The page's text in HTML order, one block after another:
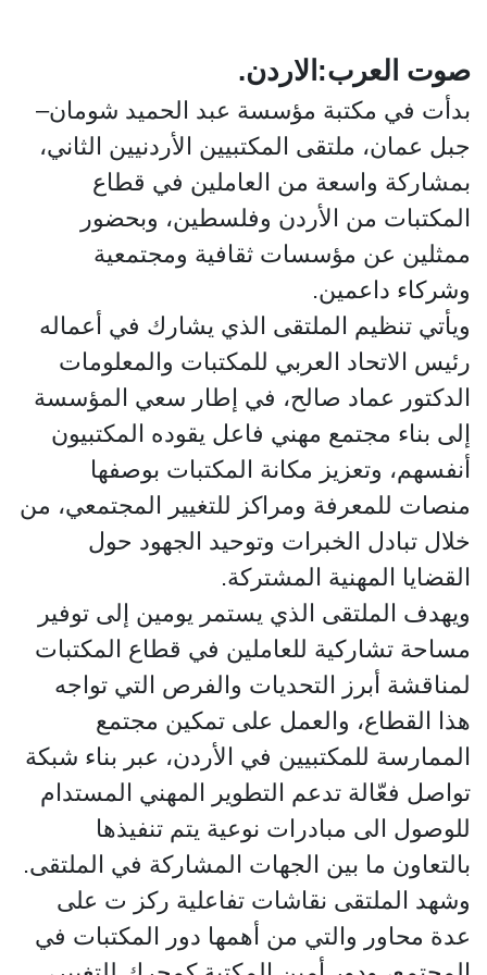
صوت العرب:الاردن.
بدأت في مكتبة مؤسسة عبد الحميد شومان–
جبل عمان، ملتقى المكتبيين الأردنيين الثاني،
بمشاركة واسعة من العاملين في قطاع
المكتبات من الأردن وفلسطين، وبحضور
ممثلين عن مؤسسات ثقافية ومجتمعية
وشركاء داعمين.
ويأتي تنظيم الملتقى الذي يشارك في أعماله
رئيس الاتحاد العربي للمكتبات والمعلومات
الدكتور عماد صالح، في إطار سعي المؤسسة
إلى بناء مجتمع مهني فاعل يقوده المكتبيون
أنفسهم، وتعزيز مكانة المكتبات بوصفها
منصات للمعرفة ومراكز للتغيير المجتمعي، من
خلال تبادل الخبرات وتوحيد الجهود حول
القضايا المهنية المشتركة.
ويهدف الملتقى الذي يستمر يومين إلى توفير
مساحة تشاركية للعاملين في قطاع المكتبات
لمناقشة أبرز التحديات والفرص التي تواجه
هذا القطاع، والعمل على تمكين مجتمع
الممارسة للمكتبيين في الأردن، عبر بناء شبكة
تواصل فعّالة تدعم التطوير المهني المستدام
للوصول الى مبادرات نوعية يتم تنفيذها
بالتعاون ما بين الجهات المشاركة في الملتقى.
وشهد الملتقى نقاشات تفاعلية ركز ت على
عدة محاور والتي من أهمها دور المكتبات في